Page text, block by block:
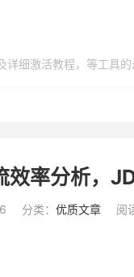
详细激活教程，等工具
率分析，
分类： 优质文章 阅